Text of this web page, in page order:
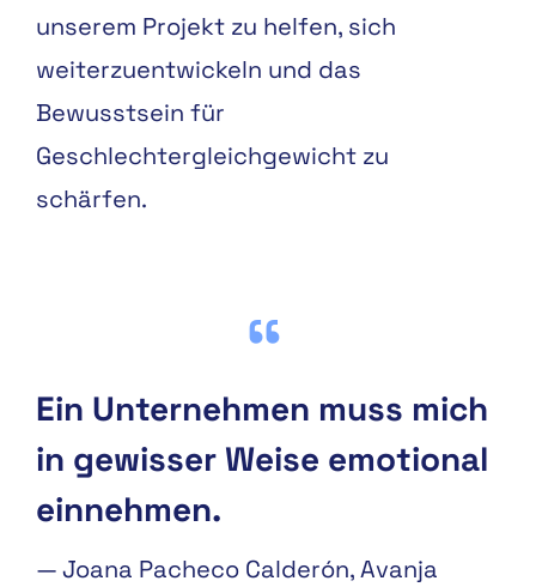
unserem Projekt zu helfen, sich
weiterzuentwickeln und das
Bewusstsein für
Geschlechtergleichgewicht zu
schärfen.
Ein Unternehmen muss mich
in gewisser Weise emotional
einnehmen.
—Joana Pacheco Calderón, Avanja